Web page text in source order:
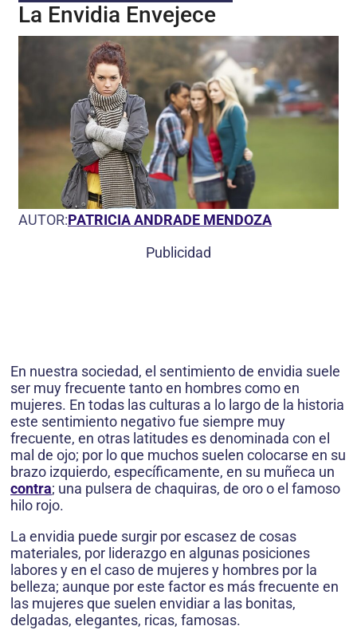
La Envidia Envejece
AUTOR:PATRICIA ANDRADE MENDOZA
Publicidad
En nuestra sociedad, el sentimiento de envidia suele
ser muy frecuente tanto en hombres como en
mujeres. En todas las culturas a lo largo de la historia
este sentimiento negativo fue siempre muy
frecuente, en otras latitudes es denominada con el
mal de ojo; por lo que muchos suelen colocarse en su
brazo izquierdo, específicamente, en su muñeca un
contra; una pulsera de chaquiras, de oro o el famoso
hilo rojo.
La envidia puede surgir por escasez de cosas
materiales, por liderazgo en algunas posiciones
labores y en el caso de mujeres y hombres por la
belleza; aunque por este factor es más frecuente en
las mujeres que suelen envidiar a las bonitas,
delgadas, elegantes, ricas, famosas.